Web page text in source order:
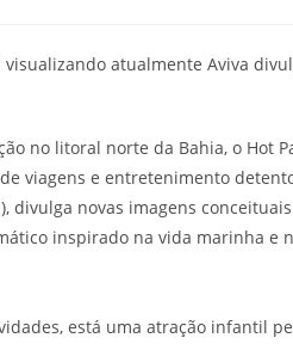
no litoral norte da Bahia, o Hot
viagens e entretenimento
divulga novas imagens
inspirado na vida marinha e
está uma atração infantil